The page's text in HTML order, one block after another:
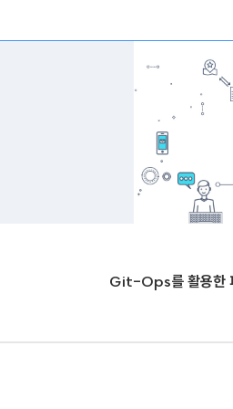
Git-Ops를 활용한